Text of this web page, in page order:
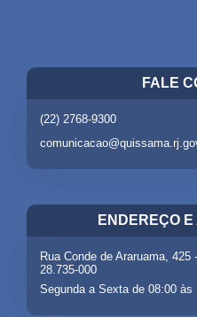
FALE
(22) 2768-9300
ENDEREÇO
Rua Conde de Araruama,
28.735-000
Segunda a Sexta de 08:00 às